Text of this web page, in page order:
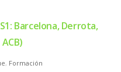
Barcelona, Derrota,
, Formación